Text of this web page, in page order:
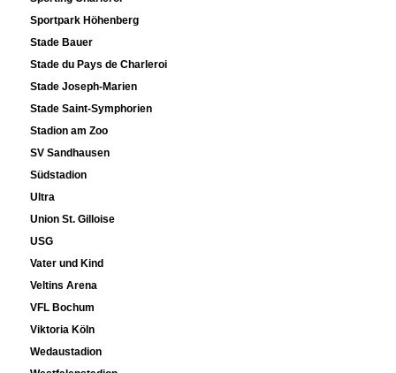
Sportpark Höhenberg
Stade Bauer
Stade du Pays de Charleroi
Stade Joseph-Marien
Stade Saint-Symphorien
Stadion am Zoo
SV Sandhausen
Südstadion
Ultra
Union St. Gilloise
USG
Vater und Kind
Veltins Arena
VFL Bochum
Viktoria Köln
Wedaustadion